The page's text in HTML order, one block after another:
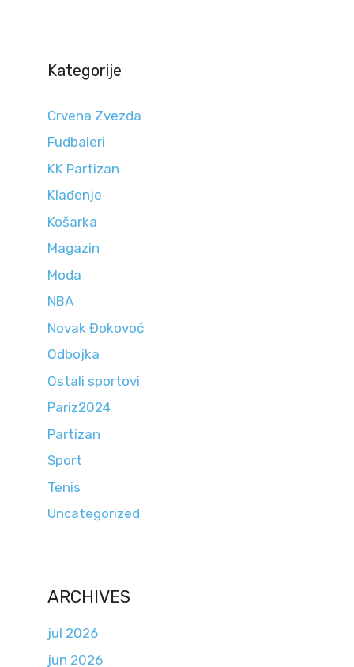
Kategorije
Crvena Zvezda
Fudbaleri
KK Partizan
Klađenje
Košarka
Magazin
Moda
NBA
Novak Đokovoć
Odbojka
Ostali sportovi
Pariz2024
Partizan
Sport
Tenis
Uncategorized
ARCHIVES
jul 2026
jun 2026